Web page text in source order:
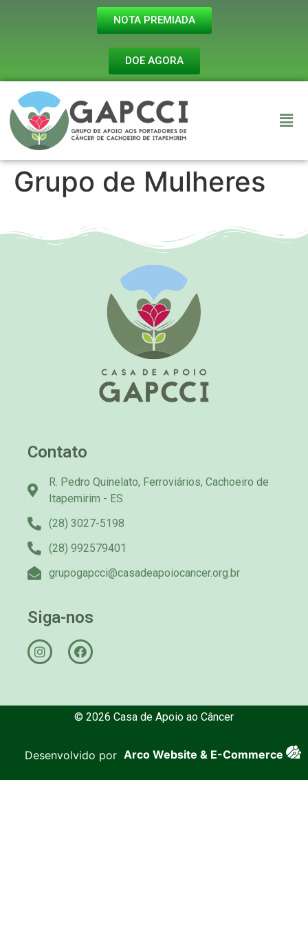
NOTA PREMIADA
DOE AGORA
Grupo de Mulheres
Contato
R. Pedro Quinelato, Ferroviários, Cachoeiro de
Itapemirim - ES
(28) 3027-5198
(28) 992579401
grupogapcci@casadeapoiocancer.org.br
Siga-nos
© 2026 Casa de Apoio ao Câncer
Desenvolvido por Arco Website & E-Commerce